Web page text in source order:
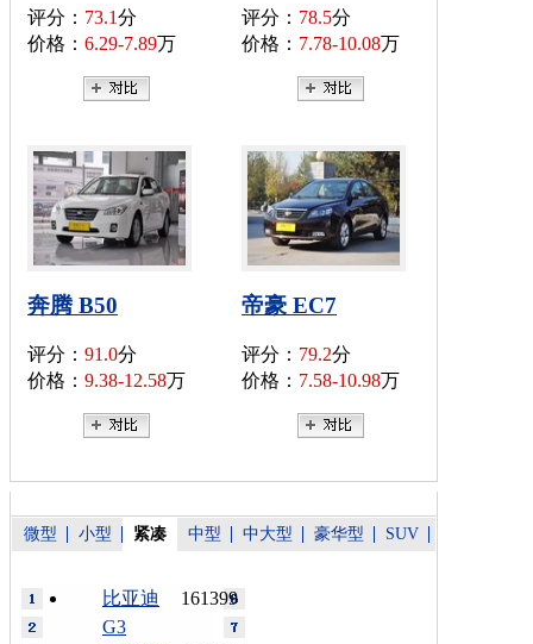
评分： 73.1分
价格： 6.29-7.89万
评分： 78.5分
价格： 7.78-10.08万
奔腾 B50
评分： 91.0分
价格： 9.38-12.58万
帝豪 EC7
评分： 79.2分
价格： 7.58-10.98万
微型 小型 紧凑 中型 中大型 豪华型 SUV
161399
比亚迪
G3